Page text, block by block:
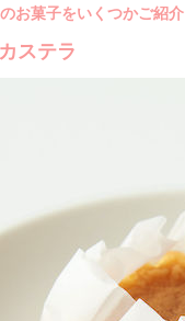
お菓子をいくつかご紹介
ステラ